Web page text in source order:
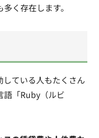
く存在します。
ている人もたくさん
語「Ruby（ルビ